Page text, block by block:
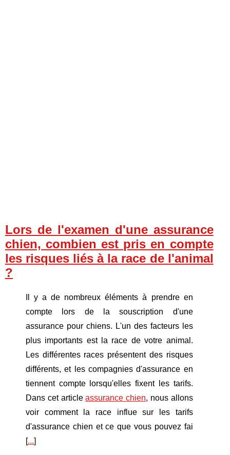
Lors de l'examen d'une assurance
chien, combien est pris en compte
les risques liés à la race de l'animal
?
Il y a de nombreux éléments à prendre en
compte lors de la souscription d'une
assurance pour chiens. L'un des facteurs les
plus importants est la race de votre animal.
Les différentes races présentent des risques
différents, et les compagnies d'assurance en
tiennent compte lorsqu'elles fixent les tarifs.
Dans cet articleassurance chien, nous allons
voir comment la race influe sur les tarifs
d'assurance chien et ce que vous pouvez fai
[...]